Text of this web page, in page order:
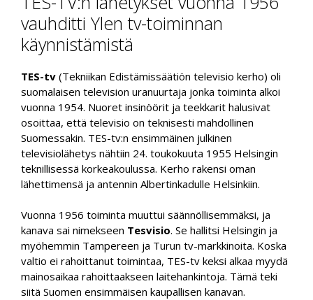
vauhditti Ylen tv-toiminnan
käynnistämistä
TES-tv (Tekniikan Edistämissäätiön televisio kerho) oli
suomalaisen television uranuurtaja jonka toiminta alkoi
vuonna 1954. Nuoret insinöörit ja teekkarit halusivat
osoittaa, että televisio on teknisesti mahdollinen
Suomessakin. TES-tv:n ensimmäinen julkinen
televisiolähetys nähtiin 24. toukokuuta 1955 Helsingin
teknillisessä korkeakoulussa. Kerho rakensi oman
lähettimensä ja antennin Albertinkadulle Helsinkiin.
Vuonna 1956 toiminta muuttui säännöllisemmäksi, ja
kanava sai nimekseen Tesvisio. Se hallitsi Helsingin ja
myöhemmin Tampereen ja Turun tv-markkinoita. Koska
valtio ei rahoittanut toimintaa, TES-tv keksi alkaa myydä
mainosaikaa rahoittaakseen laitehankintoja. Tämä teki
siitä Suomen ensimmäisen kaupallisen kanavan.